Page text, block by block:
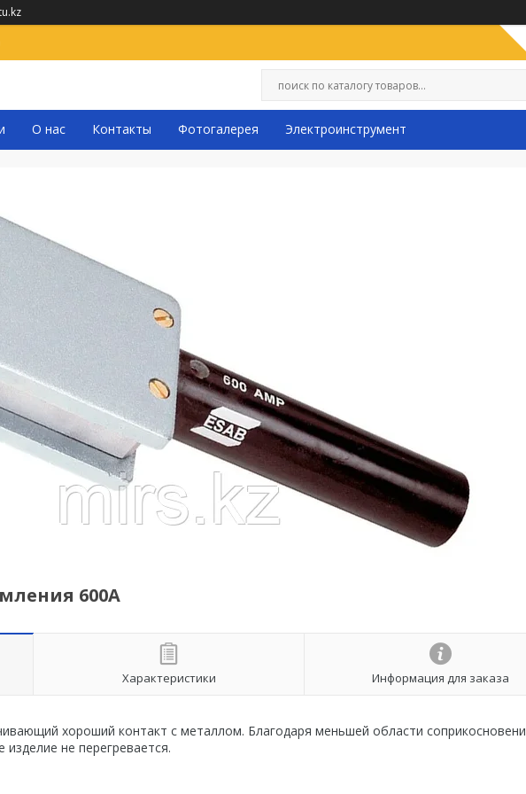
О нас Контакты Фотогалерея Электроинструмент
600А
Характеристики Информация для заказа
хороший контакт с металлом. Благодаря меньшей области
не перегревается.